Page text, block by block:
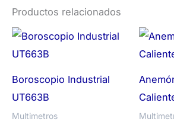
Productos relacionados
Boroscopio Industrial
UT663B
Multimetros